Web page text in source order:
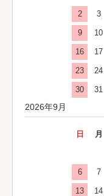
2 3
9 10
16 17
23 24
30 31
2026年9月
日 月
6 7
13 14